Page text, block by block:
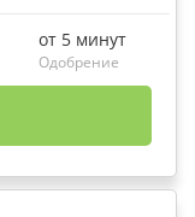
от 5 минут
Одобрение